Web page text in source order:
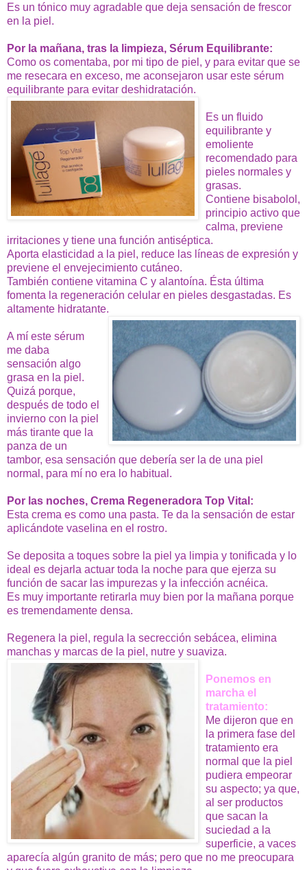
Es un tónico muy agradable que deja sensación de frescor
en la piel.
Por la mañana, tras la limpieza, Sérum Equilibrante:
Como os comentaba, por mi tipo de piel, y para evitar que se
me resecara en exceso, me aconsejaron usar este sérum
equilibrante para evitar deshidratación.
Es un fluido
equilibrante y
emoliente
recomendado para
pieles normales y
grasas.
Contiene bisabolol,
principio activo que
calma, previene
irritaciones y tiene una función antiséptica.
Aporta elasticidad a la piel, reduce las líneas de expresión y
previene el envejecimiento cutáneo.
También contiene vitamina C y alantoína. Ésta última
fomenta la regeneración celular en pieles desgastadas. Es
altamente hidratante.
A mí este sérum
me daba
sensación algo
grasa en la piel.
Quizá porque,
después de todo el
invierno con la piel
más tirante que la
panza de un
tambor, esa sensación que debería ser la de una piel
normal, para mí no era lo habitual.
Por las noches, Crema Regeneradora Top Vital:
Esta crema es como una pasta. Te da la sensación de estar
aplicándote vaselina en el rostro.
Se deposita a toques sobre la piel ya limpia y tonificada y lo
ideal es dejarla actuar toda la noche para que ejerza su
función de sacar las impurezas y la infección acnéica.
Es muy importante retirarla muy bien por la mañana porque
es tremendamente densa.
Regenera la piel, regula la secrección sebácea, elimina
manchas y marcas de la piel, nutre y suaviza.
Ponemos en
marcha el
tratamiento:
Me dijeron que en
la primera fase del
tratamiento era
normal que la piel
pudiera empeorar
su aspecto; ya que,
al ser productos
que sacan la
suciedad a la
superficie, a vaces
aparecía algún granito de más; pero que no me preocupara